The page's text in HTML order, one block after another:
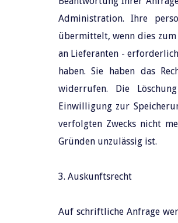
Administration. Ihre
übermittelt, wenn dies zum
an Lieferanten -
haben. Sie haben das
widerrufen. Die
Einwilligung zur
verfolgten Zwecks nicht
Gründen unzulässig ist.
3. Auskunftsrecht
Auf schriftliche Anfrage